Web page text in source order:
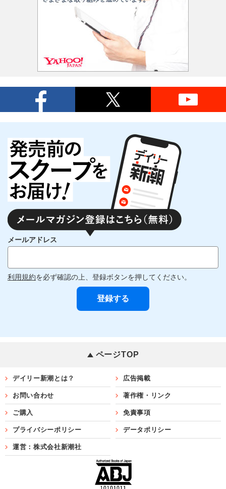
メールアドレス
利用規約を必ず確認の上、登録ボタンを押してください。
ページTOP
デイリー新潮とは？ 広告掲載
お問い合わせ 著作権・リンク
ご購入 免責事項
プライバシーポリシー データポリシー
運営：株式会社新潮社